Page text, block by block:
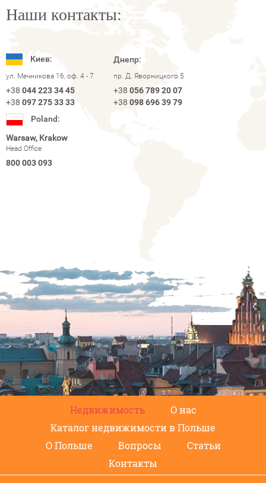
Наши контакты:
Киев:
ул. Мечникова 16, оф. 4 - 7
+38 044 223 34 45
+38 097 275 33 33
Днепр:
пр. Д. Яворницкого 5
+38 056 789 20 07
+38 098 696 39 79
Poland:
Warsaw, Krakow
Head Office
800 003 093
Недвижимость
О нас
Каталог недвижимости в Польше
О Польше
Вопросы
Статьи
Контакты